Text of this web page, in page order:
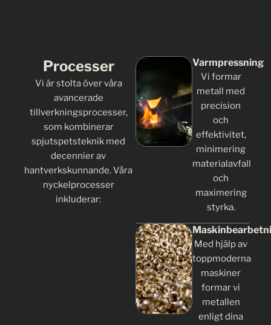
Processer
Vi är stolta över våra
avancerade
tillverkningsprocesser,
som kombinerar
spjutspetsteknik med
decennier av
hantverkskunnande. Våra
nyckelprocesser
inkluderar:
Varmpressning
Vi formar
metall med
precision
och
effektivitet,
minimering
materialavfall
och
maximering
styrka.
Med hjälp av
toppmoderna
maskiner
formar vi
metallen
enligt dina